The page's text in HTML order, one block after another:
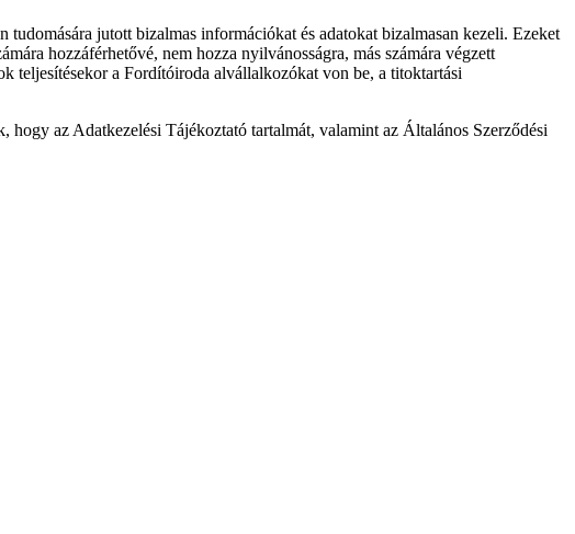
jutott bizalmas információkat és adatokat bizalmasan kezeli. Ezeket
hozzáférhetővé, nem hozza nyilvánosságra, más számára végzett
teljesítésekor a Fordítóiroda alvállalkozókat von be, a titoktartási
az Adatkezelési Tájékoztató tartalmát, valamint az Általános Szerződési